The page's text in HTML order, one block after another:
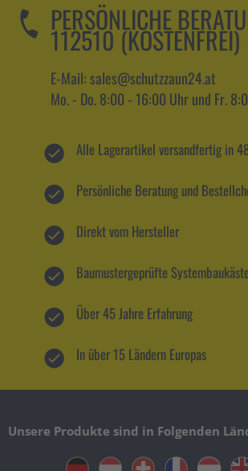
PERSÖNLICHE
112510 (KOSTENFREI)
E-Mail: sales@schutzzaun24.at
Mo. - Do. 8:00 - 16:00 Uhr und Fr.
Alle Lagerartikel versandfertig in
Persönliche Beratung und
Direkt vom Hersteller
Baumustergeprüfte
Über 45 Jahre Erfahrung
In über 15 Ländern Europas
Unsere Produkte sind in Folgenden